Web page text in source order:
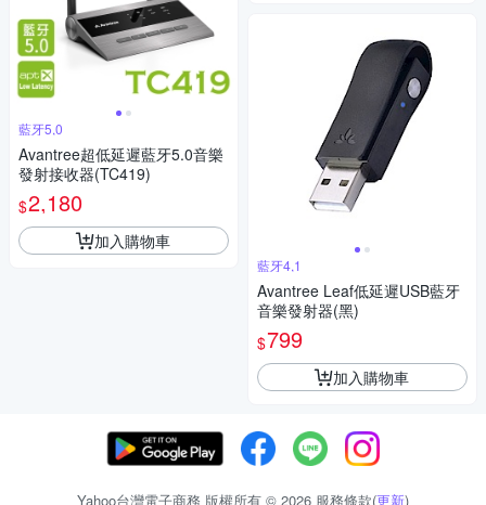
藍牙5,0
Avantree超低延遲藍牙5.0音樂
發射接收器(TC419)
$2,180
加入購物車
藍牙4,1
Avantree Leaf低延遲USB藍牙
音樂發射器(黑)
$799
加入購物車
Yahoo台灣電子商務 版權所有 © 2026 服務條款(更新)